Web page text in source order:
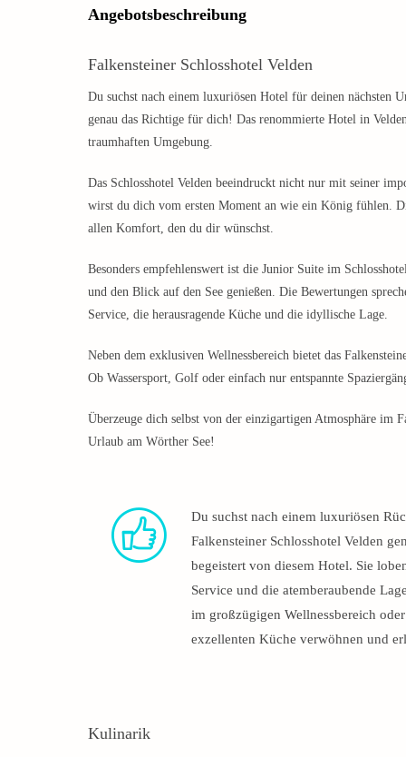
Angebotsbeschreibung
Falkensteiner Schlosshotel Velden
Du suchst nach einem luxuriösen Hotel für deinen nächsten
genau das Richtige für dich! Das renommierte Hotel in
traumhaften Umgebung.
Das Schlosshotel Velden beeindruckt nicht nur mit seiner
wirst du dich vom ersten Moment an wie ein König fühlen.
allen Komfort, den du dir wünschst.
Besonders empfehlenswert ist die Junior Suite im
und den Blick auf den See genießen. Die Bewertungen
Service, die herausragende Küche und die idyllische Lage.
Neben dem exklusiven Wellnessbereich bietet das
Ob Wassersport, Golf oder einfach nur entspannte
Überzeuge dich selbst von der einzigartigen Atmosphäre im
Urlaub am Wörther See!
Du suchst nach einem luxuriösen
Falkensteiner Schlosshotel Velden
begeistert von diesem Hotel. Sie
Service und die atemberaubende
im großzügigen Wellnessbereich
exzellenten Küche verwöhnen und
Kulinarik